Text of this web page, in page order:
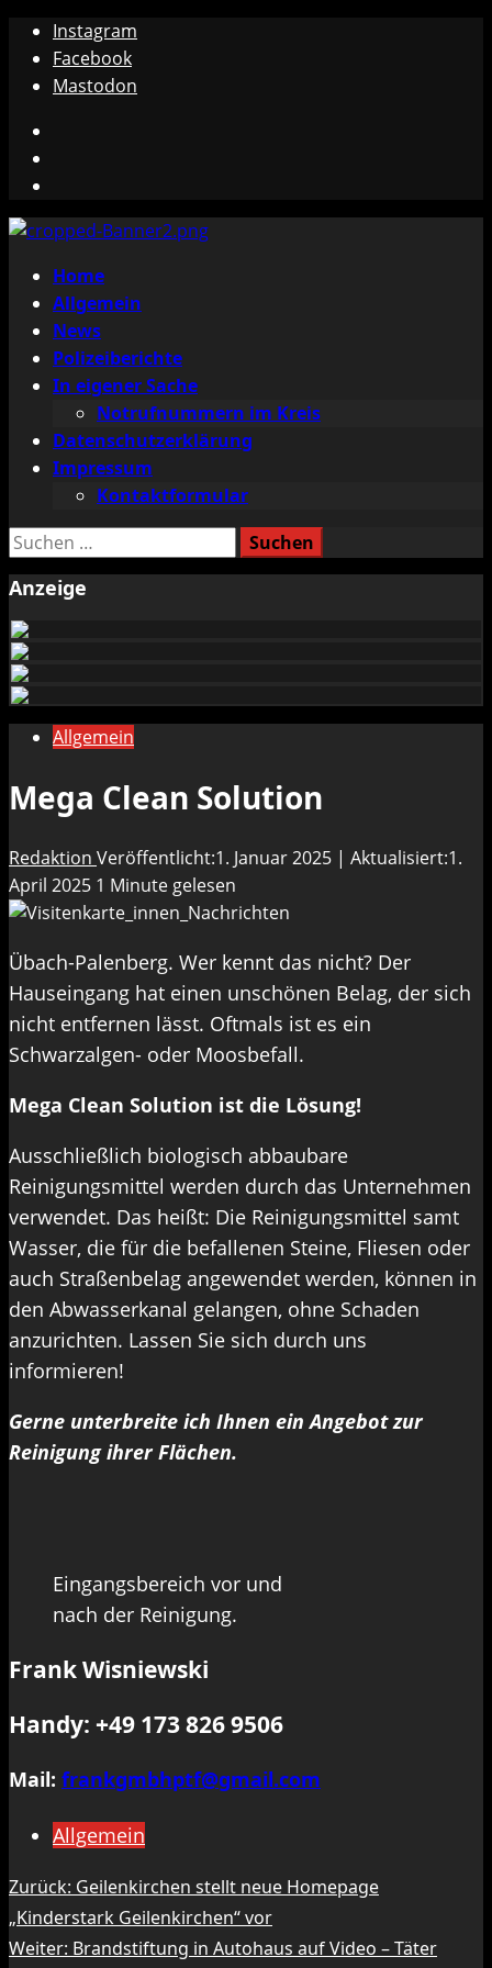
Zum
Inhalt
springen
Instagram
Facebook
Mastodon
Primäres
Menü
Home
Allgemein
News
Polizeiberichte
In eigener Sache
Notrufnummern im Kreis
Datenschutzerklärung
Impressum
Kontaktformular
Suchen
Anzeige
Allgemein
Mega Clean Solution
Redaktion Veröffentlicht:1. Januar 2025 | Aktualisiert:1.
April 2025 1 Minute gelesen
Übach-Palenberg. Wer kennt das nicht? Der
Hauseingang hat einen unschönen Belag, der sich
nicht entfernen lässt. Oftmals ist es ein
Schwarzalgen- oder Moosbefall.
Mega Clean Solution ist die Lösung!
Ausschließlich biologisch abbaubare
Reinigungsmittel werden durch das Unternehmen
verwendet. Das heißt: Die Reinigungsmittel samt
Wasser, die für die befallenen Steine, Fliesen oder
auch Straßenbelag angewendet werden, können in
den Abwasserkanal gelangen, ohne Schaden
anzurichten. Lassen Sie sich durch uns
informieren!
Gerne unterbreite ich Ihnen ein Angebot zur
Reinigung ihrer Flächen.
Eingangsbereich vor und
nach der Reinigung.
Frank Wisniewski
Handy: +49 173 826 9506
Mail: frankgmbhptf@gmail.com
Allgemein
Beitragsnavigation
Zurück: Geilenkirchen stellt neue Homepage
„Kinderstark Geilenkirchen“ vor
Weiter: Brandstiftung in Autohaus auf Video – Täter